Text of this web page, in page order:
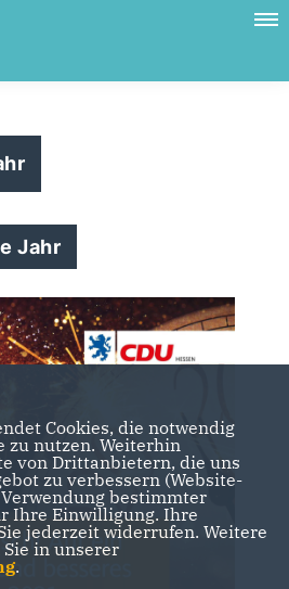
Jahr
Cookies, die notwendig
zu nutzen. Weiterhin
von Drittanbietern, die uns
zu verbessern (Website-
bestimmter
Ihre Einwilligung. Ihre
jederzeit widerrufen. Weitere
in unserer
.